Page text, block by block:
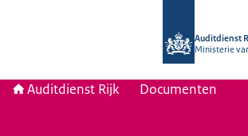
Auditdienst
Ministerie
Auditdienst Rijk Documenten